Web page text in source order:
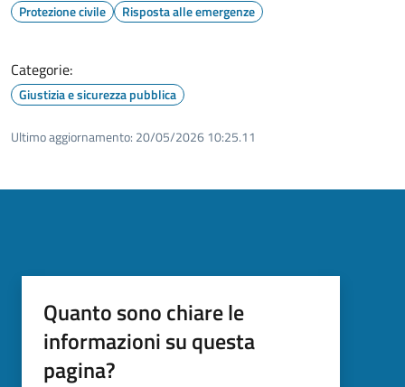
Protezione civile Risposta alle emergenze
Categorie:
Giustizia e sicurezza pubblica
Ultimo aggiornamento: 20/05/2026 10:25.11
Quanto sono chiare le
informazioni su questa
pagina?